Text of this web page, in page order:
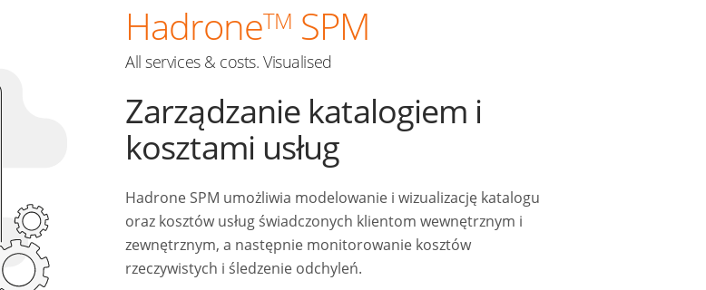
HadroneTM SPM
All services & costs. Visualised
Zarządzanie katalogiem i
kosztami usług
Hadrone SPM umożliwia modelowanie i wizualizację katalogu
oraz kosztów usług świadczonych klientom wewnętrznym i
zewnętrznym, a następnie monitorowanie kosztów
rzeczywistych i śledzenie odchyleń.